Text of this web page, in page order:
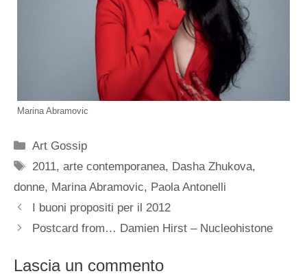
Marina Abramovic
Categorie
Art Gossip
Tag
2011,arte contemporanea, Dasha Zhukova,
donne, Marina Abramovic, Paola Antonelli
I buoni propositi per il 2012
Postcard from… Damien Hirst – Nucleohistone
Lascia un commento